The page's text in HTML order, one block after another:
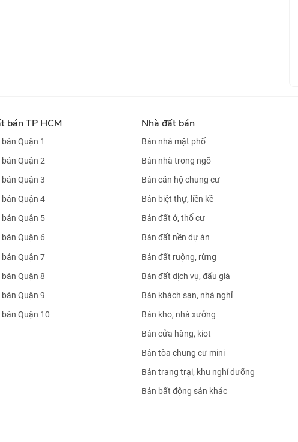
bán TP HCM
Quận 1
Quận 2
Quận 3
Quận 4
Quận 5
Quận 6
Quận 7
Quận 8
Quận 9
Quận 10
Nhà đất bán
Bán nhà mặt phố
Bán nhà trong ngõ
Bán căn hộ chung cư
Bán biệt thự, liền kề
Bán đất ở, thổ cư
Bán đất nền dự án
Bán đất ruộng, rừng
Bán đất dịch vụ, đấu giá
Bán khách sạn, nhà nghỉ
Bán kho, nhà xưởng
Bán cửa hàng, kiot
Bán tòa chung cư mini
Bán trang trại, khu nghỉ dưỡng
Bán bất động sản khác